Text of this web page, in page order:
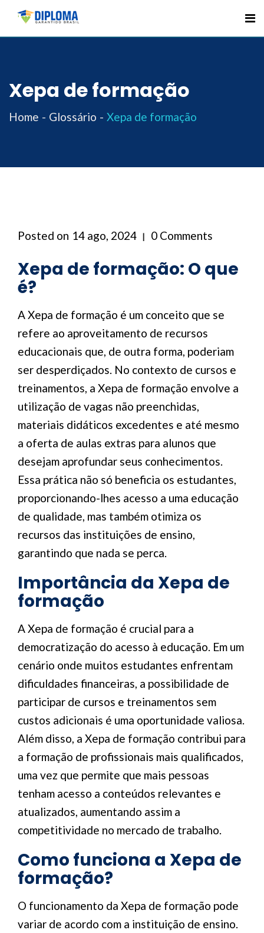
Skip
Xepa de formação
Home Glossário Xepa de formação
Posted on 14 ago, 2024 0 Comments
Xepa de formação: O que
é?
A Xepa de formação é um conceito que se
refere ao aproveitamento de recursos
educacionais que, de outra forma, poderiam
ser desperdiçados. No contexto de cursos e
treinamentos, a Xepa de formação envolve a
utilização de vagas não preenchidas,
materiais didáticos excedentes e até mesmo
a oferta de aulas extras para alunos que
desejam aprofundar seus conhecimentos.
Essa prática não só beneficia os estudantes,
proporcionando-lhes acesso a uma educação
de qualidade, mas também otimiza os
recursos das instituições de ensino,
garantindo que nada se perca.
Importância da Xepa de
formação
A Xepa de formação é crucial para a
democratização do acesso à educação. Em um
cenário onde muitos estudantes enfrentam
dificuldades financeiras, a possibilidade de
participar de cursos e treinamentos sem
custos adicionais é uma oportunidade valiosa.
Além disso, a Xepa de formação contribui para
a formação de profissionais mais qualificados,
uma vez que permite que mais pessoas
tenham acesso a conteúdos relevantes e
atualizados, aumentando assim a
competitividade no mercado de trabalho.
Como funciona a Xepa de
formação?
O funcionamento da Xepa de formação pode
variar de acordo com a instituição de ensino.